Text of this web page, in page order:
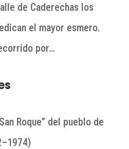
de Caderechas los
el mayor esmero.
por…
Roque” del pueblo de